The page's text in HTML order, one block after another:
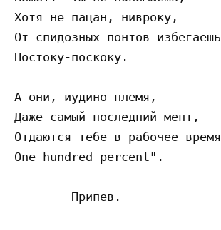
Хотя не пацан, нивроку,
От спидозных понтов
Постоку-поскоку.
А они, иудино племя,
Даже самый последний мент,
Отдаются тебе в рабочее время
One hundred percent".